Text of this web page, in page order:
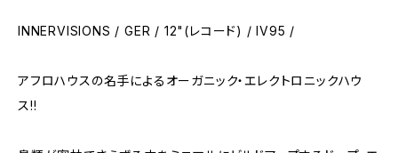
INNERVISIONS / GER / 12"(レコード) / IV95 /
アフロハウスの名手によるオーガニック・エレクトロニックハウ
ス!!